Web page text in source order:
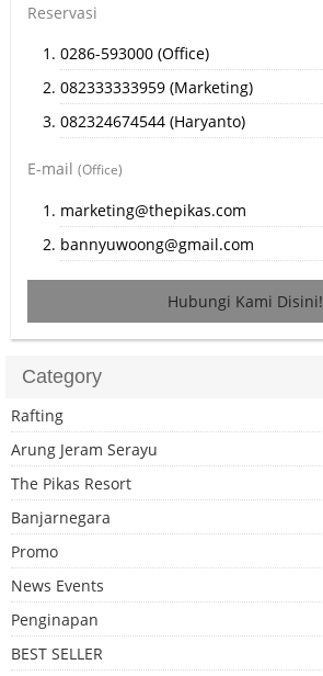
Reservasi
0286-593000 (Office)
082333333959 (Marketing)
082324674544 (Haryanto)
E-mail (Office)
marketing@thepikas.com
bannyuwoong@gmail.com
Hubungi Kami Disini!
Category
Rafting
Arung Jeram Serayu
The Pikas Resort
Banjarnegara
Promo
News Events
Penginapan
BEST SELLER